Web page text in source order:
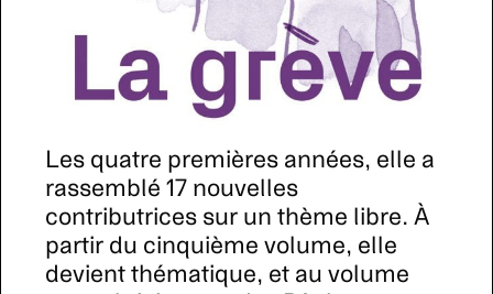
Les quatre premières années, elle a
rassemblé 17 nouvelles
contributrices sur un thème libre. À
partir du cinquième volume, elle
devient thématique, et au volume